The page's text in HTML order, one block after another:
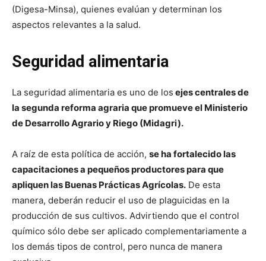
(Digesa-Minsa), quienes evalúan y determinan los
aspectos relevantes a la salud.
Seguridad alimentaria
La seguridad alimentaria es uno de los ejes centrales de
la segunda reforma agraria que promueve el Ministerio
de Desarrollo Agrario y Riego (Midagri).
A raíz de esta política de acción, se ha fortalecido las
capacitaciones a pequeños productores para que
apliquen las Buenas Prácticas Agrícolas. De esta
manera, deberán reducir el uso de plaguicidas en la
producción de sus cultivos. Advirtiendo que el control
químico sólo debe ser aplicado complementariamente a
los demás tipos de control, pero nunca de manera